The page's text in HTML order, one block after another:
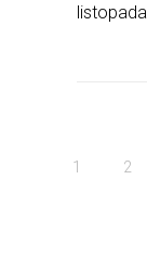
listopada
1 2